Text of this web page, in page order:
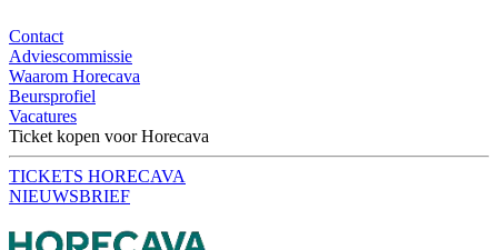
Contact
Adviescommissie
Waarom Horecava
Beursprofiel
Vacatures
Ticket kopen voor Horecava
TICKETS HORECAVA
NIEUWSBRIEF